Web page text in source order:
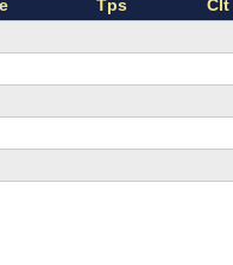
Tps Clt